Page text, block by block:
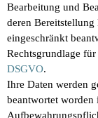
Bearbeitung und
deren
eingeschränkt
Rechtsgrundlage
DSGVO.
Ihre Daten werden
beantwortet worden